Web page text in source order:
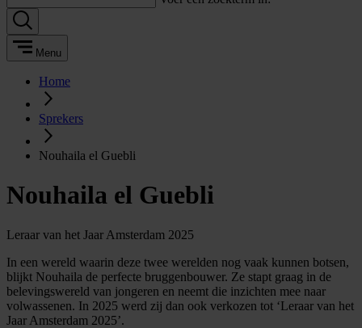
Menu
Home
Sprekers
Nouhaila el Guebli
Nouhaila el Guebli
Leraar van het Jaar Amsterdam 2025
In een wereld waarin deze twee werelden nog vaak kunnen botsen,
blijkt Nouhaila de perfecte bruggenbouwer. Ze stapt graag in de
belevingswereld van jongeren en neemt die inzichten mee naar
volwassenen. In 2025 werd zij dan ook verkozen tot ‘Leraar van het
Jaar Amsterdam 2025’.